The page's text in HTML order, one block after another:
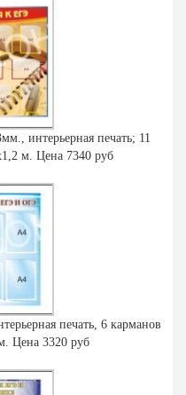
интерьерная печать; 11
м. Цена 7340 руб
печать, 6 карманов
Цена 3320 руб